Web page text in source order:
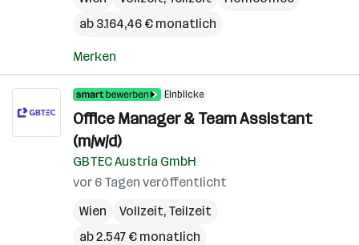
ab 3.164,46 € monatlich
Merken
Einblicke
Office Manager & Team Assistant
(m/w/d)
GBTEC Austria GmbH
vor 6 Tagen veröffentlicht
Wien
Vollzeit, Teilzeit
ab 2.547 € monatlich